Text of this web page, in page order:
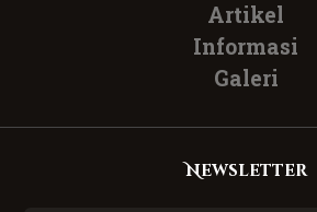
Artikel
Informasi
Galeri
Newsletter